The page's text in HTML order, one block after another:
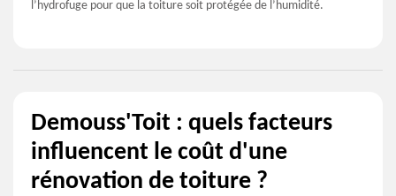
l’hydrofuge pour que la toiture soit protégée de l’humidité.
Demouss'Toit : quels facteurs
influencent le coût d'une
rénovation de toiture ?